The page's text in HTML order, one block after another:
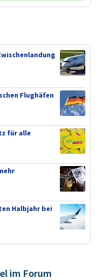
Flughäfen
für alle
Halbjahr bei
im Forum